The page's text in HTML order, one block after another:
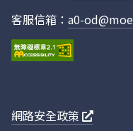
客服信箱： a0-
網路安全政策